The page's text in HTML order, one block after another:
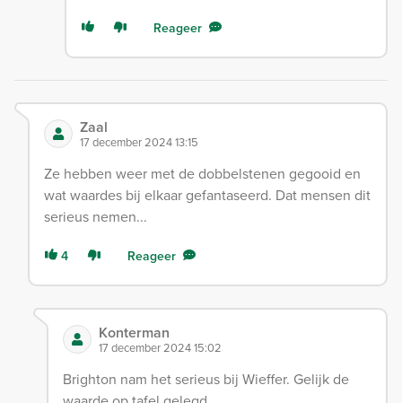
Reageer
Zaal
17 december 2024 13:15
Ze hebben weer met de dobbelstenen gegooid en
wat waardes bij elkaar gefantaseerd. Dat mensen dit
serieus nemen...
4 Reageer
Konterman
17 december 2024 15:02
Brighton nam het serieus bij Wieffer. Gelijk de